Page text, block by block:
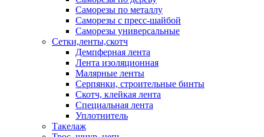
Саморезы по металлу
Саморезы с пресс-шайбой
Саморезы универсальные
Сетки,ленты,скотч
Демпферная лента
Лента изоляционная
Малярные ленты
Серпянки, строительные бинты
Скотч, клейкая лента
Специальная лента
Уплотнитель
Такелаж